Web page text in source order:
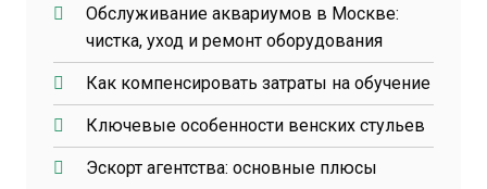
Обслуживание аквариумов в Москве:
чистка, уход и ремонт оборудования
Как компенсировать затраты на обучение
Ключевые особенности венских стульев
Эскорт агентства: основные плюсы